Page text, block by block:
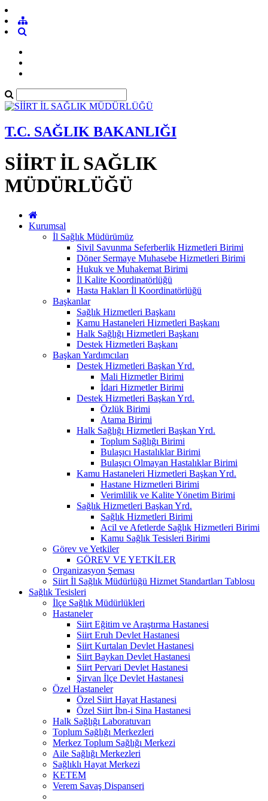
T.C. SAĞLIK BAKANLIĞI
SİİRT İL SAĞLIK
MÜDÜRLÜĞÜ
Kurumsal
İl Sağlık Müdürümüz
Sivil Savunma Seferberlik Hizmetleri Birimi
Döner Sermaye Muhasebe Hizmetleri Birimi
Hukuk ve Muhakemat Birimi
İl Kalite Koordinatörlüğü
Hasta Hakları İl Koordinatörlüğü
Başkanlar
Sağlık Hizmetleri Başkanı
Kamu Hastaneleri Hizmetleri Başkanı
Halk Sağlığı Hizmetleri Başkanı
Destek Hizmetleri Başkanı
Başkan Yardımcıları
Destek Hizmetleri Başkan Yrd.
Mali Hizmetler Birimi
İdari Hizmetler Birimi
Destek Hizmetleri Başkan Yrd.
Özlük Birimi
Atama Birimi
Halk Sağlığı Hizmetleri Başkan Yrd.
Toplum Sağlığı Birimi
Bulaşıcı Hastalıklar Birimi
Bulaşıcı Olmayan Hastalıklar Birimi
Kamu Hastaneleri Hizmetleri Başkan Yrd.
Hastane Hizmetleri Birimi
Verimlilik ve Kalite Yönetim Birimi
Sağlık Hizmetleri Başkan Yrd.
Sağlık Hizmetleri Birimi
Acil ve Afetlerde Sağlık Hizmetleri Birimi
Kamu Sağlık Tesisleri Birimi
Görev ve Yetkiler
GÖREV VE YETKİLER
Organizasyon Şeması
Siirt İl Sağlık Müdürlüğü Hizmet Standartları Tablosu
Sağlık Tesisleri
İlçe Sağlık Müdürlükleri
Hastaneler
Siirt Eğitim ve Araştırma Hastanesi
Siirt Eruh Devlet Hastanesi
Siirt Kurtalan Devlet Hastanesi
Siirt Baykan Devlet Hastanesi
Siirt Pervari Devlet Hastanesi
Şirvan İlçe Devlet Hastanesi
Özel Hastaneler
Özel Siirt Hayat Hastanesi
Özel Siirt İbn-i Sina Hastanesi
Halk Sağlığı Laboratuvarı
Toplum Sağlığı Merkezleri
Merkez Toplum Sağlığı Merkezi
Aile Sağlığı Merkezleri
Sağlıklı Hayat Merkezi
KETEM
Verem Savaş Dispanseri